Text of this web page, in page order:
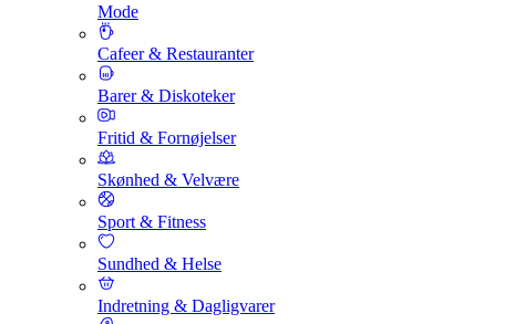
Mode
Cafeer & Restauranter
Barer & Diskoteker
Fritid & Fornøjelser
Skønhed & Velvære
Sport & Fitness
Sundhed & Helse
Indretning & Dagligvarer